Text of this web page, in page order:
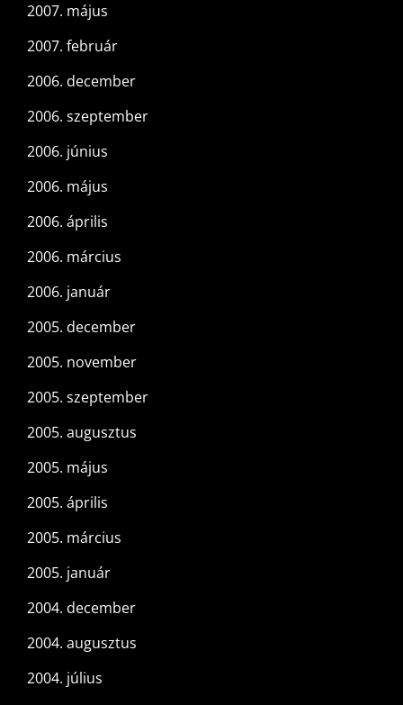
2007. május
2007. február
2006. december
2006. szeptember
2006. június
2006. május
2006. április
2006. március
2006. január
2005. december
2005. november
2005. szeptember
2005. augusztus
2005. május
2005. április
2005. március
2005. január
2004. december
2004. augusztus
2004. július